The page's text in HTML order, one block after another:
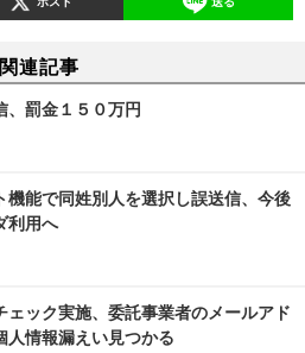
関連記事
、罰金１５０万円
機能で同姓別人を選択し誤送信、今後
利用へ
ェック実施、委託事業者のメールアド
人情報漏えい見つかる